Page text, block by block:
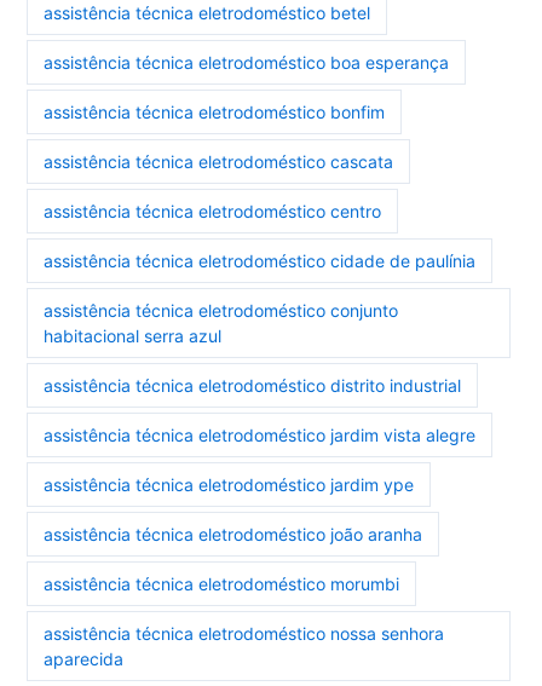
assistência técnica eletrodoméstico betel
assistência técnica eletrodoméstico boa esperança
assistência técnica eletrodoméstico bonfim
assistência técnica eletrodoméstico cascata
assistência técnica eletrodoméstico centro
assistência técnica eletrodoméstico cidade de paulínia
assistência técnica eletrodoméstico conjunto
habitacional serra azul
assistência técnica eletrodoméstico distrito industrial
assistência técnica eletrodoméstico jardim vista alegre
assistência técnica eletrodoméstico jardim ype
assistência técnica eletrodoméstico joão aranha
assistência técnica eletrodoméstico morumbi
assistência técnica eletrodoméstico nossa senhora
aparecida